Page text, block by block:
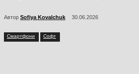
Автор Sofiya Kovalchuk 30.06.2026
Смартфони Софт